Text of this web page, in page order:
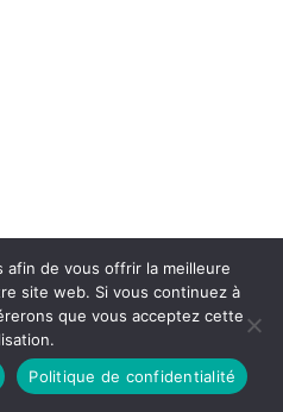
afin de vous offrir la meilleure
site web. Si vous continuez à
que vous acceptez cette
Politique de confidentialité